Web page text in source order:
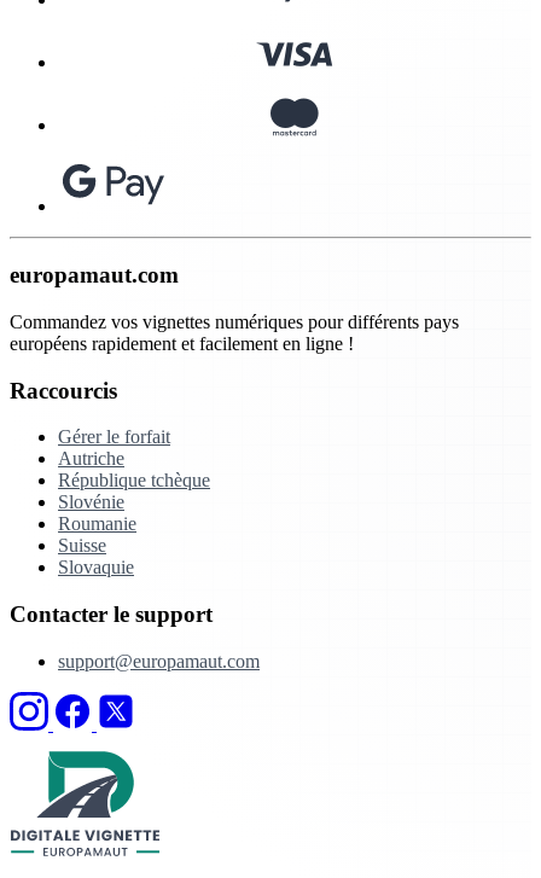
europamaut.com
Commandez vos vignettes numériques pour différents pays
européens rapidement et facilement en ligne !
Raccourcis
Gérer le forfait
Autriche
République tchèque
Slovénie
Roumanie
Suisse
Slovaquie
Contacter le support
support@europamaut.com